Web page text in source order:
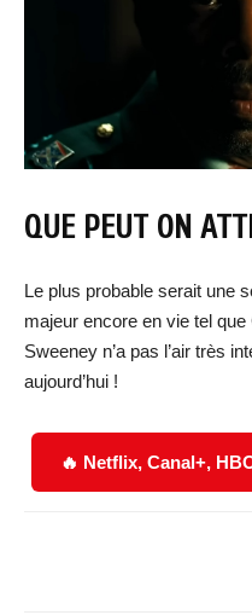
QUE PEUT ON
Le plus probable serait une
majeur encore en vie tel
Sweeney n’a pas l’air très
aujourd’hui !
🔥 Netflix, Canal+,